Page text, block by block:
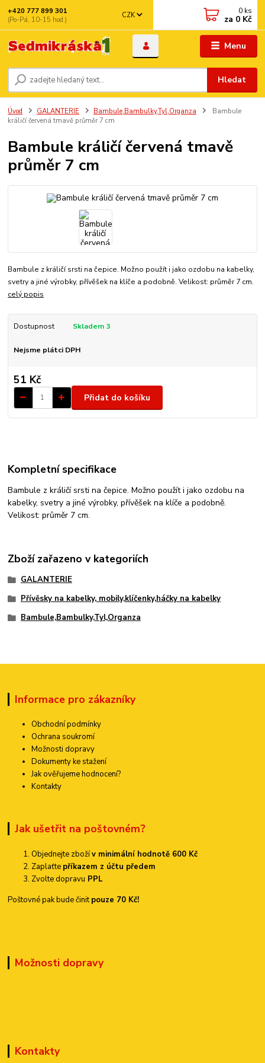
Menu
CZK
Hledat
+420 777 899 301
(Po-Pá, 10-15 hod.)
0 ks
za 0 Kč
Úvod GALANTERIE Bambule,Bambulky,Tyl,Organza
Bambule
králičí červená tmavě průměr 7 cm
Bambule králičí červená tmavě
průměr 7 cm
Bambule z králičí srsti na čepice. Možno použít i jako ozdobu na kabelky,
svetry a jiné výrobky, přívěšek na klíče a podobně. Velikost: průměr 7 cm.
celý popis
Dostupnost Skladem 3
Nejsme plátci DPH
51 Kč
Přidat do košíku
Kompletní specifikace
Bambule z králičí srsti na čepice. Možno použít i jako ozdobu na
kabelky, svetry a jiné výrobky, přívěšek na klíče a podobně.
Velikost: průměr 7 cm.
Zboží zařazeno v kategoriích
GALANTERIE
Přívěsky na kabelky, mobily,klíčenky,háčky na kabelky
Bambule,Bambulky,Tyl,Organza
Informace pro zákazníky
Obchodní podmínky
Ochrana soukromí
Možnosti dopravy
Dokumenty ke stažení
Jak ověřujeme hodnocení?
Kontakty
Jak ušetřit na poštovném?
Objednejte zbožív minimální hodnotě 600 Kč
Zaplaťte příkazem z účtu předem
Zvolte dopravu PPL
Poštovné pak bude činitpouze 70 Kč!
Možnosti dopravy
Kontakty